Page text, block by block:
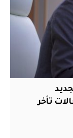
أيام لتجديد
تأخر